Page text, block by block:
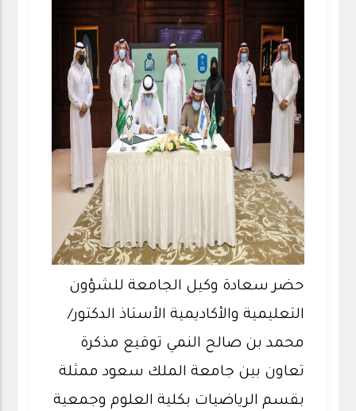
حضر سعادة وكيل الجامعة للشؤون
التعليمية والأكاديمية الأستاذ الدكتور/
محمد بن صالح النمي توقيع مذكرة
تعاون بين جامعة الملك سعود ممثلة
بقسم الرياضيات بكلية العلوم وجمعية